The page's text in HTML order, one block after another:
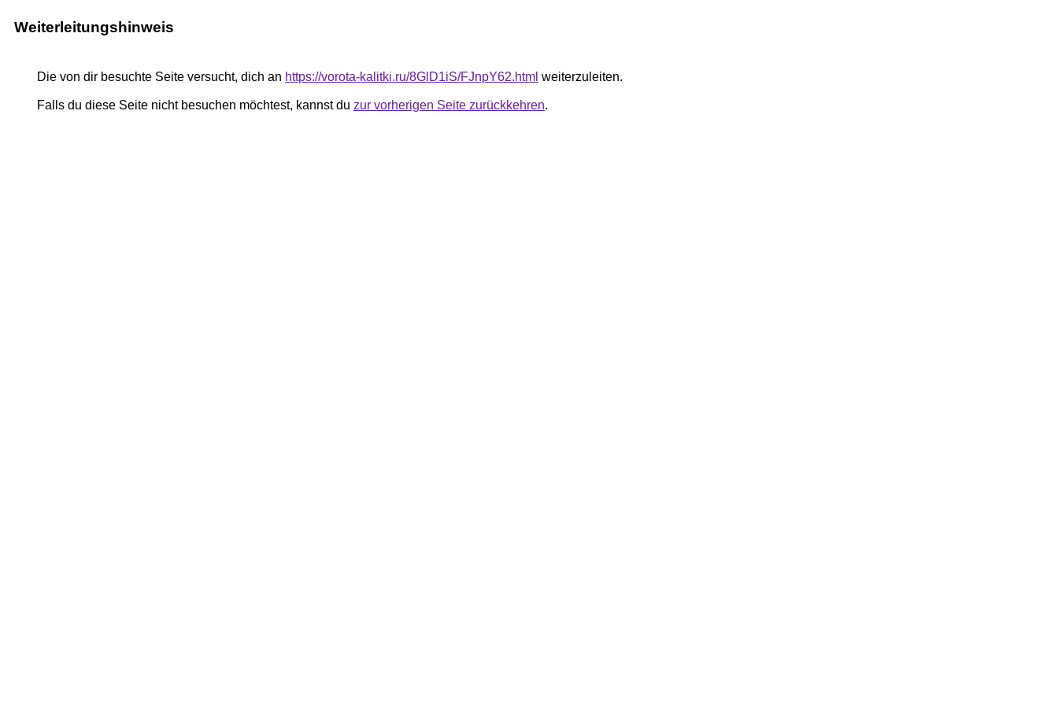
Weiterleitungshinweis
Die von dir besuchte Seite versucht, dich an https://vorota-kalitki.ru/8GlD1iS/FJnpY62.html weiterzuleiten.
Falls du diese Seite nicht besuchen möchtest, kannst du zur vorherigen Seite zurückkehren.